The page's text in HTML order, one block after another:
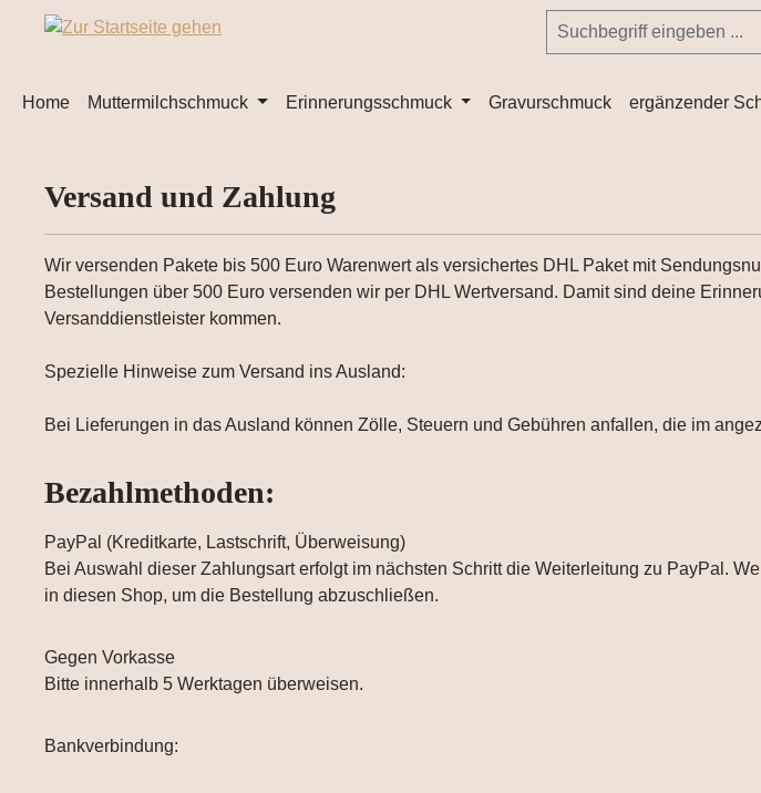
Hauptinhalt springen
Zur Suche springen
Zur Hauptnavigation springen
Home Muttermilchschmuck Erinnerungsschmuck Gravurschmuck ergänzender
Versand und Zahlung
Wir versenden Pakete bis 500 Euro Warenwert als versichertes DHL Paket mit
Bestellungen über 500 Euro versenden wir per DHL Wertversand. Damit sind deine
Versanddienstleister kommen.
Spezielle Hinweise zum Versand ins Ausland:
Bei Lieferungen in das Ausland können Zölle, Steuern und Gebühren anfallen, die im
Bezahlmethoden:
PayPal (Kreditkarte, Lastschrift, Überweisung)
Bei Auswahl dieser Zahlungsart erfolgt im nächsten Schritt die Weiterleitung zu PayPal.
in diesen Shop, um die Bestellung abzuschließen.
Gegen Vorkasse
Bitte innerhalb 5 Werktagen überweisen.
Bankverbindung: